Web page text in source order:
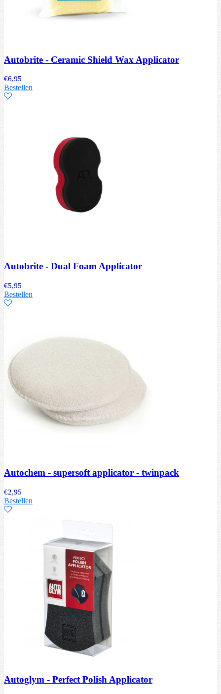
Autobrite - Ceramic Shield Wax Applicator
€6,95
Bestellen
Autobrite - Dual Foam Applicator
€5,95
Bestellen
Autochem - supersoft applicator - twinpack
€2,95
Bestellen
Autoglym - Perfect Polish Applicator